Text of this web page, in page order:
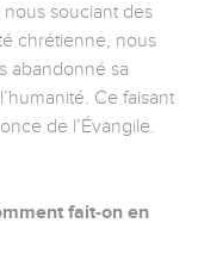
souciant des
chrétienne, nous
abandonné sa
Ce faisant
de l’Évangile.
fait-on en